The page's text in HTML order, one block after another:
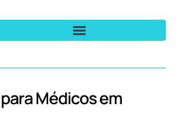
Médicos em